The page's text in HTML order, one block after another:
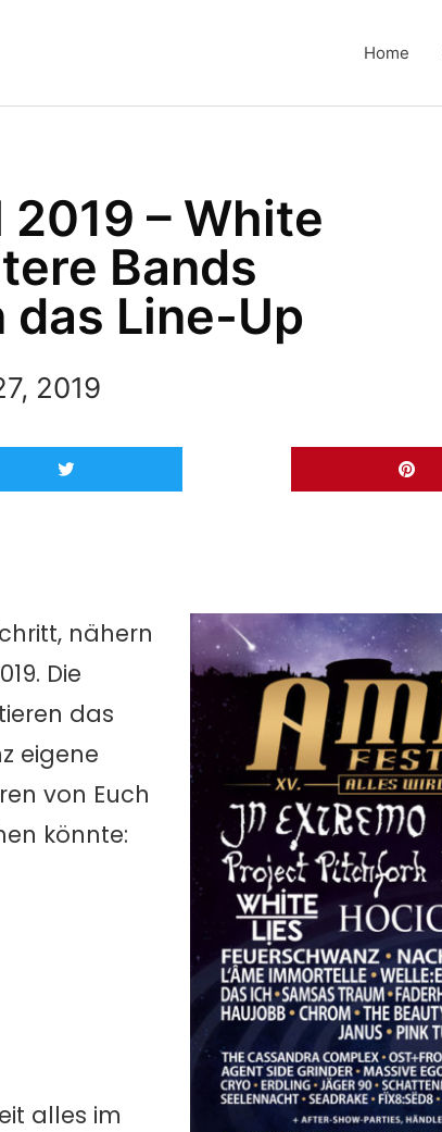
Home
– White
Bands
Line-Up
2019
nähern
Die
das
eigene
von Euch
könnte:
alles im